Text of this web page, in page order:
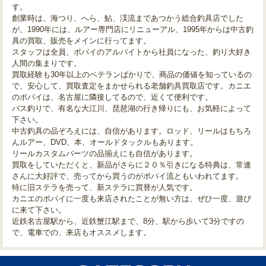
す。
創業時は、海つり、へら、鮎、渓流まであつかう総合釣具店でした
が、1990年には、ルアー専門店にリニューアル、1995年からは中古釣
具の買取、販売をメインに行ってます。
スタッフは全員、ポパイのアルバイトから社員になった、釣り大好き
人間の集まりです。
買取経験も30年以上のベテランばかりで、商品の価値を知っているの
で、安心して、買取査定をまかせられる老舗釣具買取店です。カニエ
のポパイは、名古屋に隣接してるので、近くて便利です。
バス釣りで、有名な大江川、琵琶湖の行き帰りにも、お気軽によって
下さい。
中古釣具の品ぞろえには、自信があります。ロッド、リールはもちろ
んルアー、DVD、本、オールドタックルもあります。
リールカスタムパーツの品揃えにも自信があります。
買取をしていただくと、新品がさらに２０％引きになる特典は、常連
さんに大好評で、売ってから買うのがポパイ流ともいわれてます。
特に旧ステラを売って、新ステラに買替が人気です。
カニエのポパイに一度も来店されたことが無い方は、ぜひ一度、遊び
に来て下さい。
近鉄名古屋駅から、近鉄蟹江駅まで、8分、駅から歩いて3分ですの
で、電車での、来店もオススメします。